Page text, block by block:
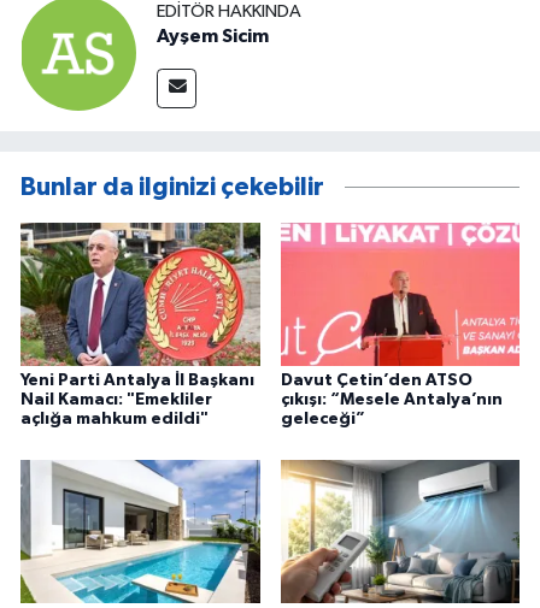
EDITÖR HAKKINDA
Ayşem Sicim
Bunlar da ilginizi çekebilir
Yeni Parti Antalya İl Başkanı
Nail Kamacı: "Emekliler
açlığa mahkum edildi"
Davut Çetin’den ATSO
çıkışı: “Mesele Antalya’nın
geleceği”